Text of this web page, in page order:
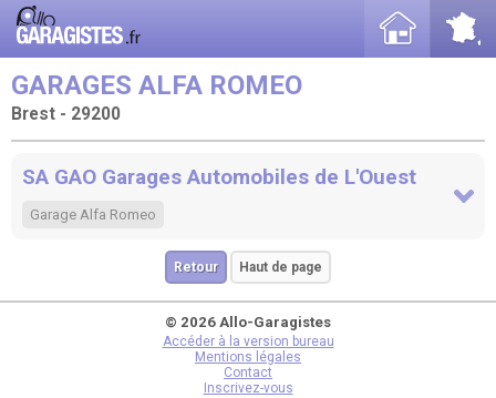
GARAGES ALFA ROMEO
Brest - 29200
SA GAO Garages Automobiles de L'Ouest
Garage Alfa Romeo
Retour Haut de page
© 2026 Allo-Garagistes
Accéder à la version bureau
Mentions légales
Contact
Inscrivez-vous